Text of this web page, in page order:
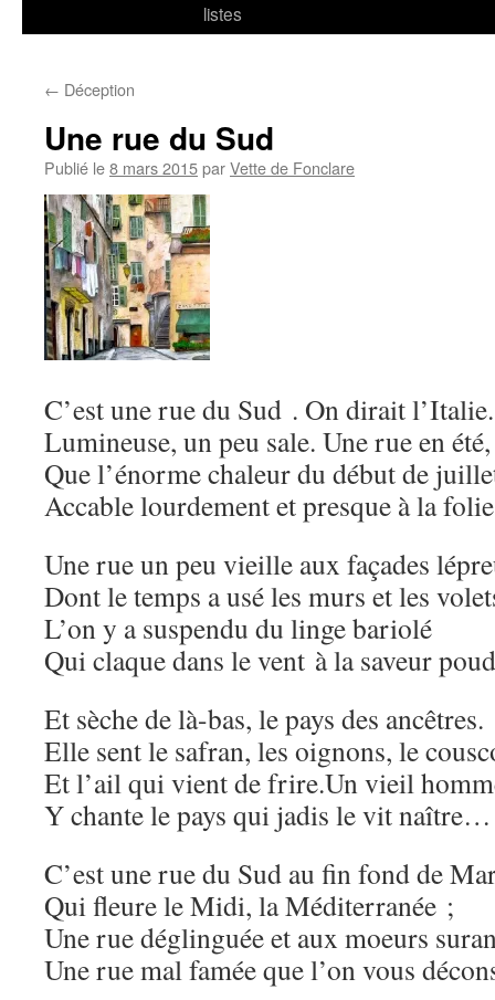
listes
← Déception
Une rue du Sud
Publié le8 mars 2015parVette de Fonclare
C’est une rue du Sud . On dirait l’Italie.
Lumineuse, un peu sale. Une rue en été,
Que l’énorme chaleur du début de
Accable lourdement et presque à la
Une rue un peu vieille aux façades
Dont le temps a usé les murs et les
L’on y a suspendu du linge bariolé
Qui claque dans le vent à la saveur
Et sèche de là-bas, le pays des ancêtres.
Elle sent le safran, les oignons, le
Et l’ail qui vient de frire.Un vieil
Y chante le pays qui jadis le vit naître…
C’est une rue du Sud au fin fond de
Qui fleure le Midi, la Méditerranée ;
Une rue déglinguée et aux moeurs
Une rue mal famée que l’on vous